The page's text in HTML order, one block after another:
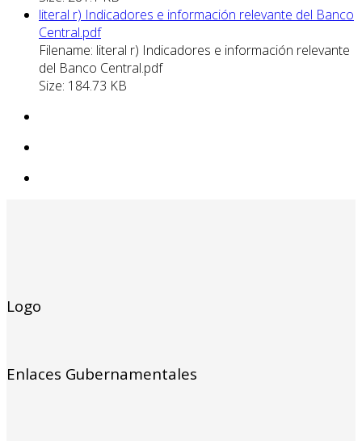
literal r) Indicadores e información relevante del Banco
Central.pdf
Filename: literal r) Indicadores e información relevante
del Banco Central.pdf
Size: 184.73 KB
Logo
Enlaces Gubernamentales